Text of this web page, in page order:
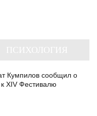
Кумпилов сообщил о
к XIV Фестивалю